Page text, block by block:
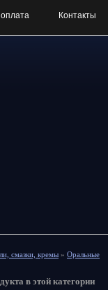
Контакты
смазки, кремы » Оральные
в этой категории